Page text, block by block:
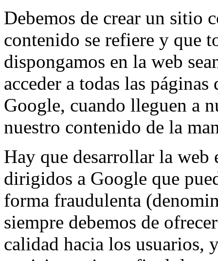
Debemos de crear un sitio
contenido se refiere y que
dispongamos en la web
acceder a todas las
Google, cuando lleguen a
nuestro contenido de la
Hay que desarrollar la web
dirigidos a Google que
forma fraudulenta
siempre debemos de
calidad hacia los usuarios,